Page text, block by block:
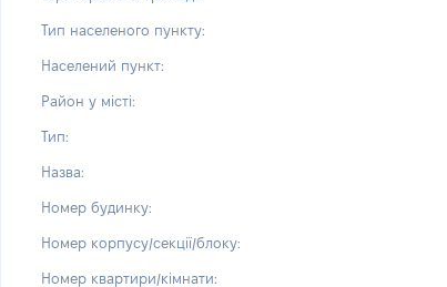
Тип населеного пункту:
Населений пункт:
Район у місті:
Тип:
Назва:
Номер будинку:
Номер корпусу/секції/блоку:
Номер квартири/кімнати: